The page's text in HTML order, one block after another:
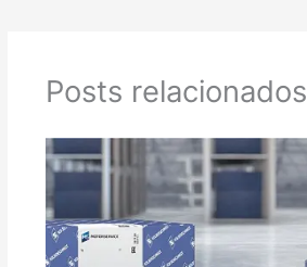
Posts relacionados